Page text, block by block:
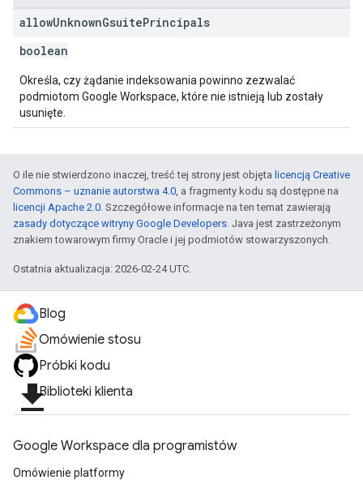
allowUnknownGsuitePrincipals
boolean
Określa, czy żądanie indeksowania powinno zezwalać
podmiotom Google Workspace, które nie istnieją lub zostały
usunięte.
O ile nie stwierdzono inaczej, treść tej strony jest objęta licencją Creative
Commons – uznanie autorstwa 4.0, a fragmenty kodu są dostępne na
licencji Apache 2.0. Szczegółowe informacje na ten temat zawierają
zasady dotyczące witryny Google Developers. Java jest zastrzeżonym
znakiem towarowym firmy Oracle i jej podmiotów stowarzyszonych.
Ostatnia aktualizacja: 2026-02-24 UTC.
Blog
Omówienie stosu
Próbki kodu
file_downloadBiblioteki klienta
Google Workspace dla programistów
Omówienie platformy